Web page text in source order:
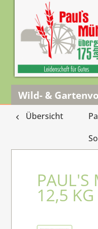
Wild- &
Übersicht
PAUL'S
12,5